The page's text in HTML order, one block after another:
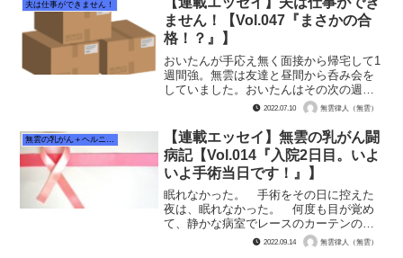
かし、おいたんは歯を食い...
夫は仕事ができません！
ません！【Vol.047『まさかの合
格！？』】
おいたんが手応え無く面接から帰宅して1
週間強。無雲は友達と昼間から呑み会を
していました。おいたんはその次の週に
産廃関連の会社の面接前の見学に行く事
になっていました。 友達とうぇーいと
ビールを飲んでいると、開始1時間も経た
ずに無雲のスマホに着...
2022.07.10 無雲律人（無雲）
【連載エッセイ】無雲の乳がん闘
病記【Vol.014『入院2日目。いよ
いよ手術当日です！』】
眠れなかった。 手術をその日に控えた
夜は、眠れなかった。 何度も目が覚め
て、静かな病室でレースのカーテンの先
の闇を見る。「こ、怖い。夜中の病院怖
2022.09.14 無雲律人（無雲）